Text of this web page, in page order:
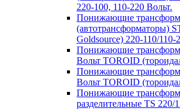
220-100, 110-220 Вольт.
Понижающие
(автотрансформаторы)
Goldsource) 220-110/110-
Понижающие
Вольт TOROID
Понижающие
Вольт TOROID
Понижающие
разделительные TS 220/